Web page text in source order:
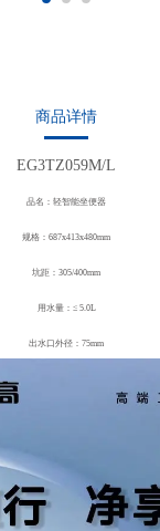
商品详情
EG3TZ059M/L
品名：轻智能坐便器
规格：687x413x480mm
坑距：305/400mm
用水量：≤ 5.0L
出水口外径：75mm